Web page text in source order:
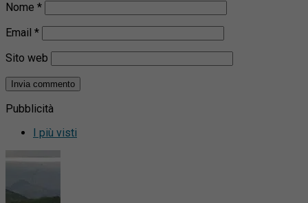
Nome *
Email *
Sito web
Pubblicità
I più visti